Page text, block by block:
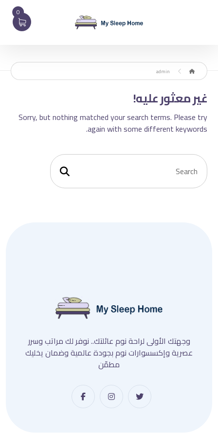
0
admin
غير معثور عليه!
Sorry, but nothing matched your search terms. Please try
again with some different keywords.
وجهتك الأولى لراحة نوم عائلتك.. نوفر لك مراتب وسرر
عصرية وإكسسوارات نوم بجودة عالمية وضمان يخليك
مطمّن